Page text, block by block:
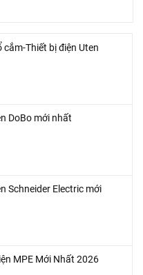
Thiết bị điện Uten
DoBo mới nhất
Schneider Electric mới
MPE Mới Nhất 2026